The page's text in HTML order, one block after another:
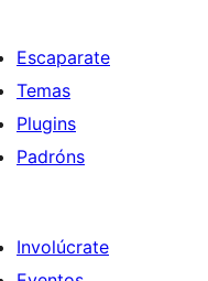
Escaparate
Temas
Plugins
Padróns
Involúcrate